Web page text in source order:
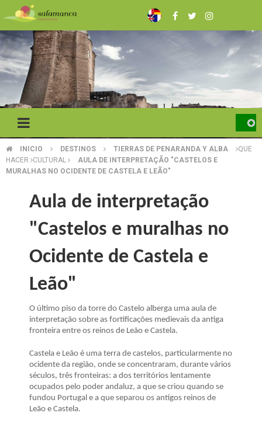
to
main
content
BREADCRUMB
INICIO DESTINOS TIERRAS DE PENARANDA Y ALBA
QUE
HACER
CULTURAL
AULA DE INTERPRETAÇÃO "CASTELOS E
MURALHAS NO OCIDENTE DE CASTELA E LEÃO"
Aula de interpretação
"Castelos e muralhas no
Ocidente de Castela e
Leão"
O último piso da torre do Castelo alberga uma aula de
interpretação sobre as fortificações medievais da antiga
fronteira entre os reinos de Leão e Castela.
Castela e Leão é uma terra de castelos, particularmente no
ocidente da região, onde se concentraram, durante vários
séculos, três fronteiras: a dos territórios lentamente
ocupados pelo poder andaluz, a que se criou quando se
fundou Portugal e a que separou os antigos reinos de
Leão e Castela.